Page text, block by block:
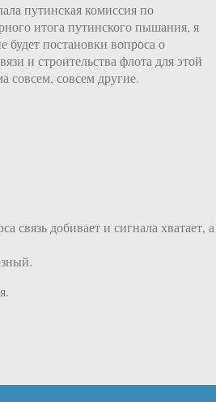
путинская комиссия по
итога путинского пышания, я
будет постановки вопроса о
и строительства флота для этой
совсем, совсем другие.
связь добивает и сигнала хватает, а